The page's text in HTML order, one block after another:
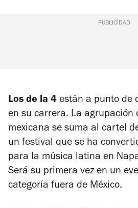
PUBLICIDAD
Los de la 4 están a punto de
en su carrera. La agrupación
mexicana se suma al cartel
un festival que se ha
para la música latina en
Será su primera vez en un
categoría fuera de México.